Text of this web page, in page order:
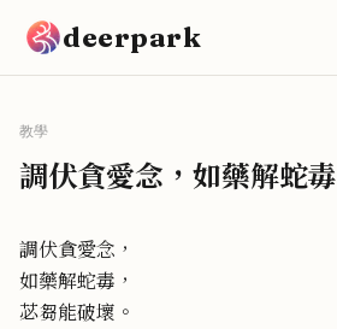
deerpark
教學
調伏貪愛念，如藥解蛇毒
調伏貪愛念，
如藥解蛇毒，
苾芻能破壞。